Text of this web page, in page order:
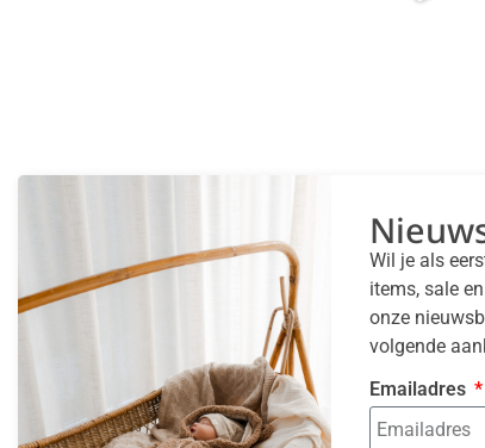
Wil je als
items, sale
onze
volgende
Emailadres